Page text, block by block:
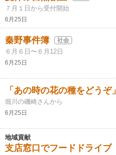
７月１日から受付開始
6月25日
秦野事件簿 社会
６月６日〜６月12日
6月25日
「あの時の花の種をどうぞ」
堀川の磯崎さんから
6月25日
地域貢献
支店窓口でフードドライブ